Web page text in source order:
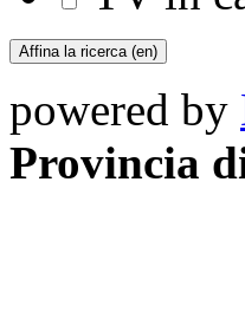
powered by
Provincia